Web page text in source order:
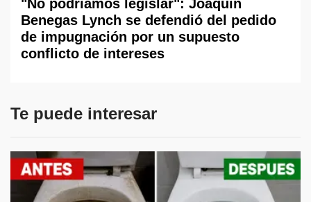
"No podríamos legislar": Joaquín
Benegas Lynch se defendió del pedido
de impugnación por un supuesto
conflicto de intereses
Te puede interesar